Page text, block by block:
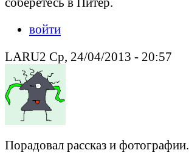
войти
LARU2 Ср, 24/04/2013 - 20:57
Порадовал рассказ и фотографии.